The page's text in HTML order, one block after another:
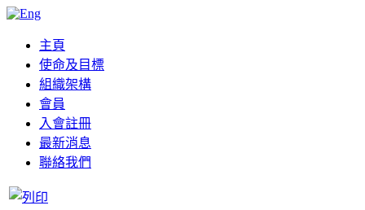
主頁
使命及目標
組織架構
會員
入會註冊
最新消息
聯絡我們